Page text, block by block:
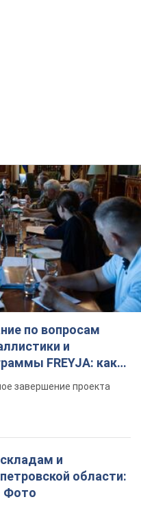
по вопросам
и
FREYJA: какие
завершение проекта
и
области:
Фото